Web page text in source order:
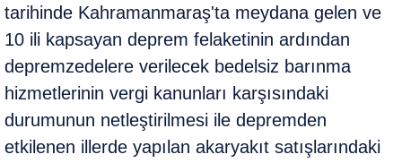
tarihinde Kahramanmaraş'ta meydana gelen ve
10 ili kapsayan deprem felaketinin ardından
depremzedelere verilecek bedelsiz barınma
hizmetlerinin vergi kanunları karşısındaki
durumunun netleştirilmesi ile depremden
etkilenen illerde yapılan akaryakıt satışlarındaki